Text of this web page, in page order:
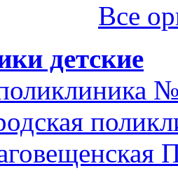
Все
детские